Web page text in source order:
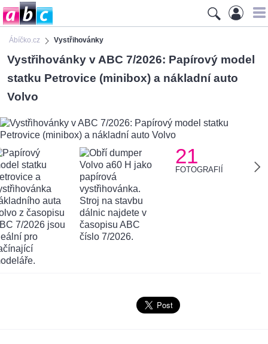
Ábíčko.cz Vystřihovánky
Vystřihovánky v ABC 7/2026: Papírový model
statku Petrovice (minibox) a nákladní auto
Volvo
21
FOTOGRAFIÍ